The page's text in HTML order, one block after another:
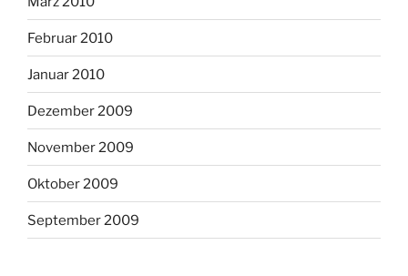
Februar 2010
Januar 2010
Dezember 2009
November 2009
Oktober 2009
September 2009